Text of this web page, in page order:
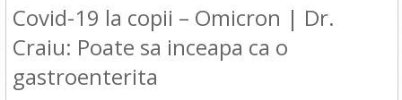
Covid-19 la copii – Omicron | Dr.
Craiu: Poate sa inceapa ca o
gastroenterita